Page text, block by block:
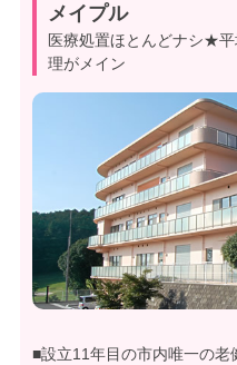
メイプル
医療処置ほとんどナシ★
理がメイン
■設立11年目の市内唯一の老